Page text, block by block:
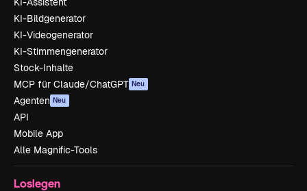
KI-Bildgenerator
KI-Videogenerator
KI-Stimmengenerator
Stock-Inhalte
MCP für Claude/ChatGPT Neu
Agenten Neu
API
Mobile App
Alle Magnific-Tools
Loslegen